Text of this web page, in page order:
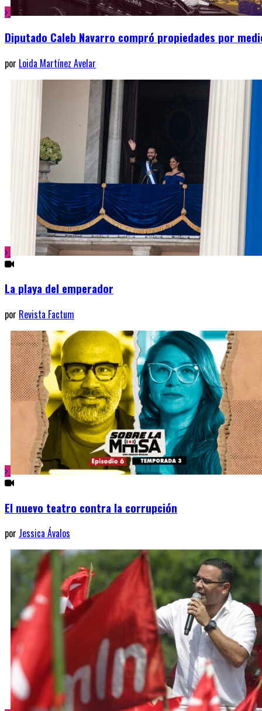
Diputado Caleb Navarro compró propiedades por
por Loida Martínez Avelar
La playa del emperador
por Revista Factum
El nuevo teatro contra la corrupción
por Jessica Ávalos